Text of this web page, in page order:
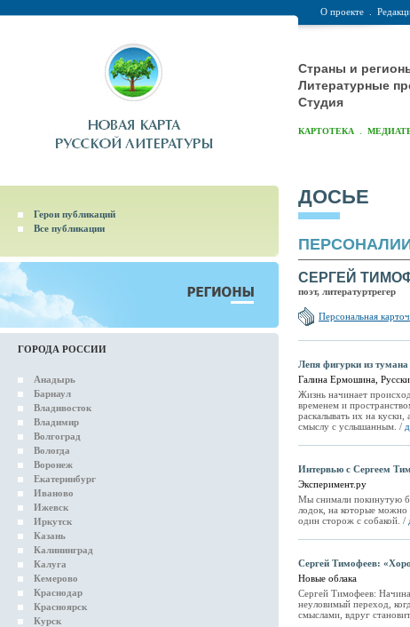
О проекте
Страны и
Литературные
Студия
КАРТОТЕКА
Герои публикаций
Все публикации
ГОРОДА РОССИИ
Анадырь
Барнаул
Владивосток
Владимир
Волгоград
Вологда
Воронеж
Екатеринбург
Иваново
Ижевск
Иркутск
Казань
Калининград
Калуга
Кемерово
Краснодар
Красноярск
Курск
ДОСЬЕ
СЕРГЕЙ
поэт, литературтрегер
Персональная
Лепя фигурки из тумана
Галина Ермошина,
Жизнь начинает
временем и
раскалывать их на
смыслу с услышанным. /
Интервью с Сергеем
Эксперимент.ру
Мы снимали покинутую
лодок, на которые можно
один сторож с собакой. /
Сергей Тимофеев:
Новые облака
Сергей Тимофеев:
неуловимый переход,
смыслами, вдруг